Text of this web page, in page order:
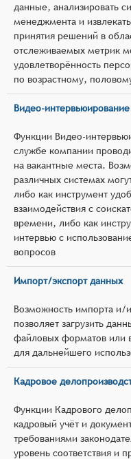
данные, анализировать
менеджмента и
принятия решений в
отслеживаемых метрик
удовлетворённость
по возрастному,
Видео-интервьюирование
Функции Видео-
службе компании
на вакантные места.
различных системах
либо как инструмент
взаимодействия с
времени, либо как
интервью с
вопросов
Импорт/экспорт данных
Возможность импорта и/
позволяет загрузить
файловых форматов или
для дальнейшего
Кадровое
Функции Кадрового
кадровый учёт и
требованиями
уровень соответствия и